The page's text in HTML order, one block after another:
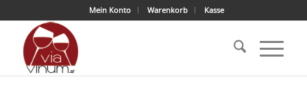
Mein Konto Warenkorb Kasse